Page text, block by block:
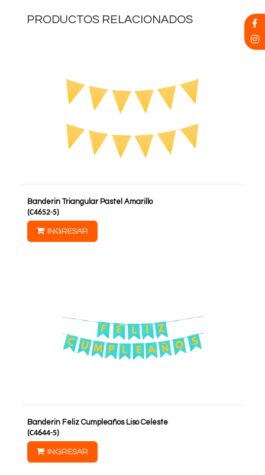
PRODUCTOS RELACIONADOS
Banderin Triangular Pastel Amarillo
(C4652-5)
INGRESAR
Banderin Feliz Cumpleaños Liso Celeste
(C4644-5)
INGRESAR